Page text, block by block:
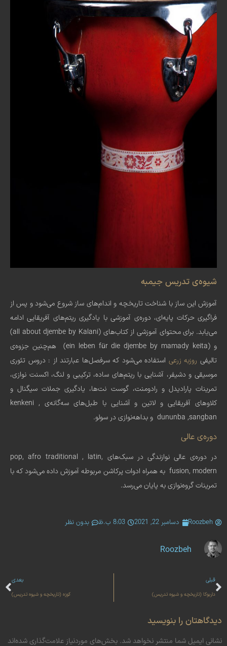
شیوه‌ی تدریس جیمبه
آموزش این ساز با شناخت تاریخچه و اندام‌های ساز شروع می‌شود و پس از
فراگیری حرکات پایه‌ای، دوره‌ی آموزشی با یادگیری ریتم‌های آفریقایی ادامه
می‌یابد. برای محتوای آموزشی از کتاب‌های (all about djembe by Kalani)
و (ein leben für die djembe by mamady keita) هم‌چنین جزوه‌ی
تالیفی روزبه زرعی استفاده می‌شود که سرفصل‌ها عبارتند از : دروس تئوری
موسیقی و دشیفر، آشنایی با ریتم‌های ساده، ترکیبی و لنگ، اکسنت نوازی،
تمرینات پارادیدل و رادومنت، گوست نت‌ها، یادگیری جملات سیگنال و
کلاو‌های آفریقایی و لاتین و آشنایی با طبل‌های سه‌گانه‌ی kenkeni ,
dununba ,sangban و بداهه‌نوازی در سولو.
دوره‌ی عالی
در دوره‌ی عالی نوازندگی در سبک‌های pop, afro traditional , latin,
fusion, modern به همراه ادوات پرکاشن مربوطه آموزش داده می‌شود که با
تمرینات گروه‌نوازی به پایان می‌رسد.
Roozbeh دسامبر 22, 2021 8:03 ب.ظ بدون نظر
Roozbeh
قبلی
داربوکا (تاریخچه و شیوه تدریس)
بعدی
کوزه (تاریخچه و شیوه تدریس)
دیدگاهتان را بنویسید
نشانی ایمیل شما منتشر نخواهد شد. بخش‌های موردنیاز علامت‌گذاری شده‌اند